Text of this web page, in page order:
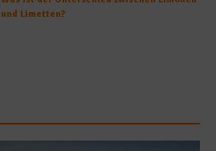
und Limetten?